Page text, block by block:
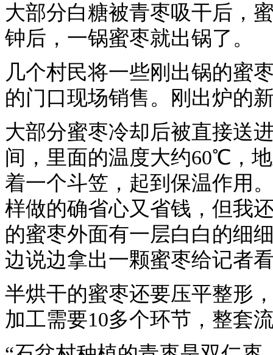
大部分白糖被青枣吸干后，
钟后，一锅蜜枣就出锅了。
几个村民将一些刚出锅的蜜
的门口现场销售。刚出炉的
大部分蜜枣冷却后被直接送
间，里面的温度大约60℃，
着一个斗笠，起到保温作用
样做的确省心又省钱，但我
的蜜枣外面有一层白白的细
边说边拿出一颗蜜枣给记者
半烘干的蜜枣还要压平整形
加工需要10多个环节，整套